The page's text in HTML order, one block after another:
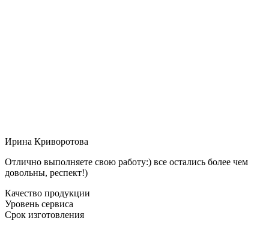
Ирина Криворотова
Отлично выполняете свою работу:) все остались более чем
довольны, респект!)
Качество продукции
Уровень сервиса
Срок изготовления